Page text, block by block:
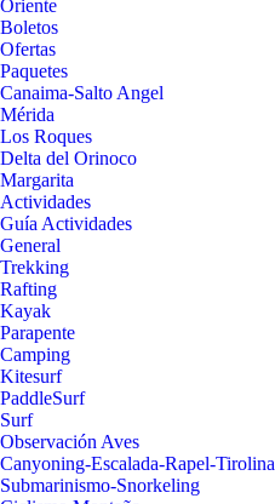
Oriente
Boletos
Ofertas
Paquetes
Canaima-Salto Angel
Mérida
Los Roques
Delta del Orinoco
Margarita
Actividades
Guía Actividades
General
Trekking
Rafting
Kayak
Parapente
Camping
Kitesurf
PaddleSurf
Surf
Observación Aves
Canyoning-Escalada-Rapel-Tirolina
Submarinismo-Snorkeling